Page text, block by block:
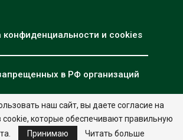
конфиденциальности и cookies
в РФ организаций
Все права защищены. Дизайн:nia.eco
наш сайт, вы даете согласие на
cookie, которые обеспечивают правильную
Принимаю Читать больше